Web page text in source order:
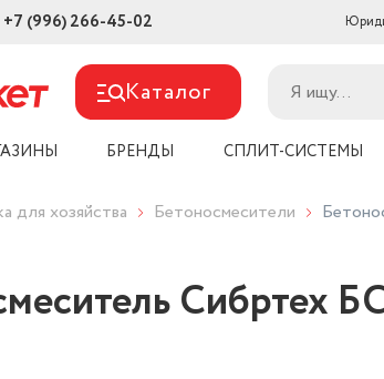
+7 (996) 266-45-02
Каталог
БРЕНДЫ СПЛИТ-СИСТЕМЫ
для хозяйства Бетоносмесители
Сибртех